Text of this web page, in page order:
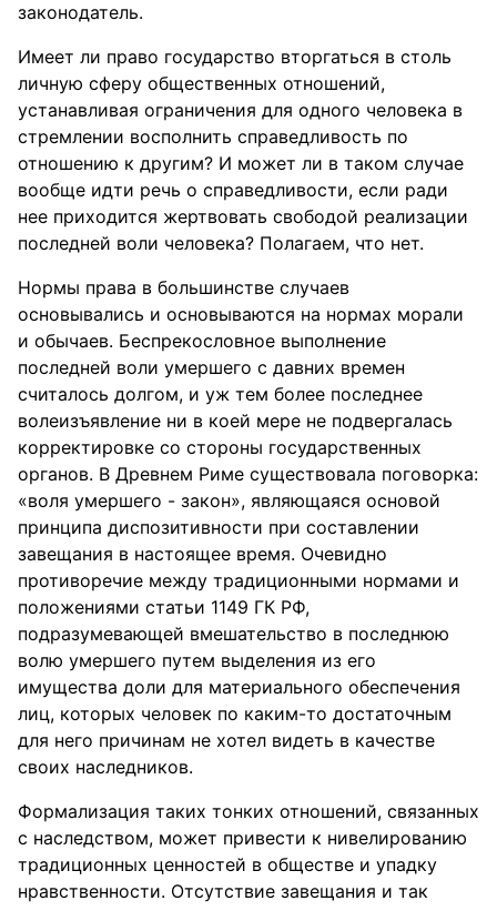
законодатель.
Имеет ли право государство вторгаться в столь
личную сферу общественных отношений,
устанавливая ограничения для одного человека в
стремлении восполнить справедливость по
отношению к другим? И может ли в таком случае
вообще идти речь о справедливости, если ради
нее приходится жертвовать свободой реализации
последней воли человека? Полагаем, что нет.
Нормы права в большинстве случаев
основывались и основываются на нормах морали
и обычаев. Беспрекословное выполнение
последней воли умершего с давних времен
считалось долгом, и уж тем более последнее
волеизъявление ни в коей мере не подвергалась
корректировке со стороны государственных
органов. В Древнем Риме существовала поговорка:
«воля умершего - закон», являющаяся основой
принципа диспозитивности при составлении
завещания в настоящее время. Очевидно
противоречие между традиционными нормами и
положениями статьи 1149 ГК РФ,
подразумевающей вмешательство в последнюю
волю умершего путем выделения из его
имущества доли для материального обеспечения
лиц, которых человек по каким-то достаточным
для него причинам не хотел видеть в качестве
своих наследников.
Формализация таких тонких отношений, связанных
с наследством, может привести к нивелированию
традиционных ценностей в обществе и упадку
нравственности. Отсутствие завещания и так